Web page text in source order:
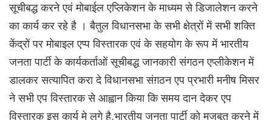
सूचीबद्ध करने एवं मोबाईल एप्लिकेशन के माध्यम से डिजालेशन करने
का कार्य कर रहे है । बैतुल विधानसभा के सभी क्षेत्रों में सभी शक्ति
केंद्रों पर मोबाइल एप्प विस्तारक एवं के सहयोग के रूप में भारतीय
जनता पार्टी के कार्यकर्ताओं सूचीबद्ध जानकारी संगठन एप्लीकेशन में
डालकर सत्यापित करा दे विधानसभा संग़ठन एप प्रभारी मनीष मिसर
ने सभी एप विस्तारक से आह्वान किया कि समय दान देकर एप
विस्तारक इस कार्य मे लगे है,भारतीय जनता पार्टी को मजबूत करने में